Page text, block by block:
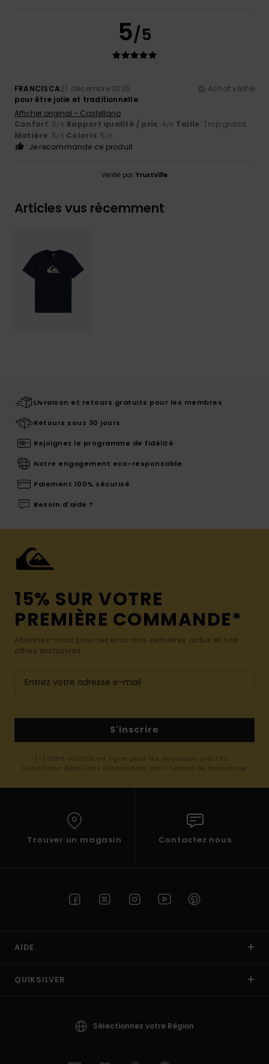
5/5
FRANCISCA27 décembre 2025
Achat vérifié
pour être jolie et traditionnelle
Afficher original - Castellano
Confort: 5/5 Rapport qualité / prix: 4/5 Taille: Trop grand
Matière: 5/5 Coloris: 5 /5
Je recommande ce produit
Vérifié par TrustVille
Articles vus récemment
Livraison et retours gratuits pour les membres
Retours sous 30 jours
Rejoignez le programme de fidélité
Notre engagement eco-responsable
Paiement 100% sécurisé
Besoin d'aide ?
15% SUR VOTRE
PREMIÈRE COMMANDE*
Abonnez-vous pour recevoir nos dernières actus et nos
offres exclusives.
S'inscrire
(*) Offre valable en ligne pour les nouveaux inscrits -
Conditions détaillées disponibles dans l'email de bienvenue
Trouver un magasin Contactez nous
AIDE
QUIKSILVER
Sélectionnez votre Région